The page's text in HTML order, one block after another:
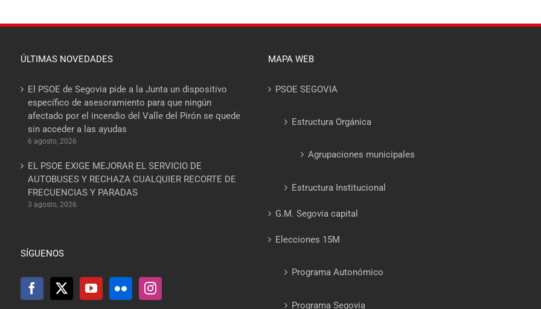
ÚLTIMAS NOVEDADES
El PSOE de Segovia pide a la Junta un dispositivo
específico de asesoramiento para que ningún
afectado por el incendio del Valle del Pirón se quede
sin acceder a las ayudas
6 agosto, 2026
EL PSOE EXIGE MEJORAR EL SERVICIO DE
AUTOBUSES Y RECHAZA CUALQUIER RECORTE DE
FRECUENCIAS Y PARADAS
3 agosto, 2026
SÍGUENOS
MAPA WEB
PSOE SEGOVIA
Estructura Orgánica
Agrupaciones municipales
Estructura Institucional
G.M. Segovia capital
Elecciones 15M
Programa Autonómico
Programa Segovia